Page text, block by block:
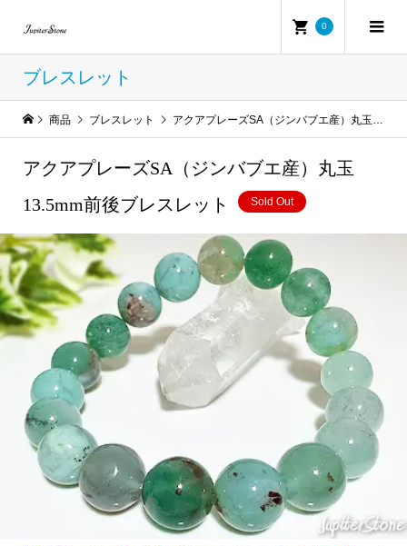
0
ブレスレット
商品 ブレスレット アクアプレーズSA（ジンバブエ産）丸玉13.5mm前後ブレスレット
アクアプレーズSA（ジンバブエ産）丸玉
13.5mm前後ブレスレット
Sold Out